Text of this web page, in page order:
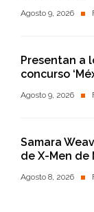
Agosto 9, 2026
Presentan a
concurso
Agosto 9, 2026
Samara
de X-Men de
Agosto 8, 2026